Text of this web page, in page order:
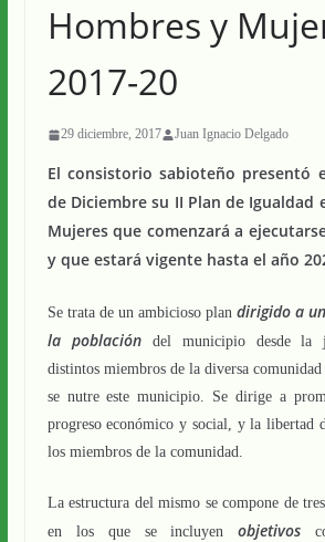
Hombres y
2017-20
29 diciembre, 2017 Juan Ignacio Delgado
El consistorio sabioteño presentó
de Diciembre su II Plan de Igualdad
Mujeres que comenzará a
y que estará vigente hasta el año
Se trata de un ambicioso plandirigido a
la poblacióndel municipio desde la
distintos miembros de la diversa
se nutre este municipio. Se dirige a
progreso económico y social, y la libertad
los miembros de la comunidad.
La estructura del mismo se compone de
en los que se incluyen
objetivos